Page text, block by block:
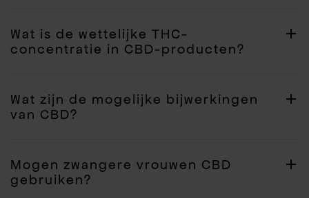
Wat is de wettelijke THC-
concentratie in CBD-producten?
Wat zijn de mogelijke bijwerkingen
van CBD?
Mogen zwangere vrouwen CBD
gebruiken?